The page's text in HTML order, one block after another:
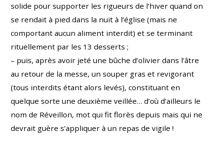
solide pour supporter les rigueurs de l’hiver quand on
se rendait à pied dans la nuit à l’église (mais ne
comportant aucun aliment interdit) et se terminant
rituellement par les 13 desserts ;
– puis, après avoir jeté une bûche d’olivier dans l’âtre
au retour de la messe, un souper gras et revigorant
(tous interdits étant alors levés), constituant en
quelque sorte une deuxième veillée… d’où d’ailleurs le
nom de Réveillon, mot qui fit florès depuis mais qui ne
devrait guère s’appliquer à un repas de vigile !